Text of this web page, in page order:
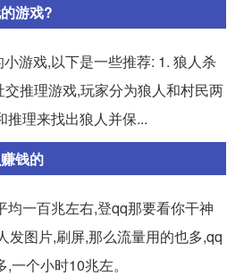
游戏?
游戏,以下是一些推荐: 1. 狼人杀
推理游戏,玩家分为狼人和村民两
推理来找出狼人并保...
钱的
均一百兆左右,登qq那要看你干神
发图片,刷屏,那么流量用的也多,qq
一个小时10兆左。